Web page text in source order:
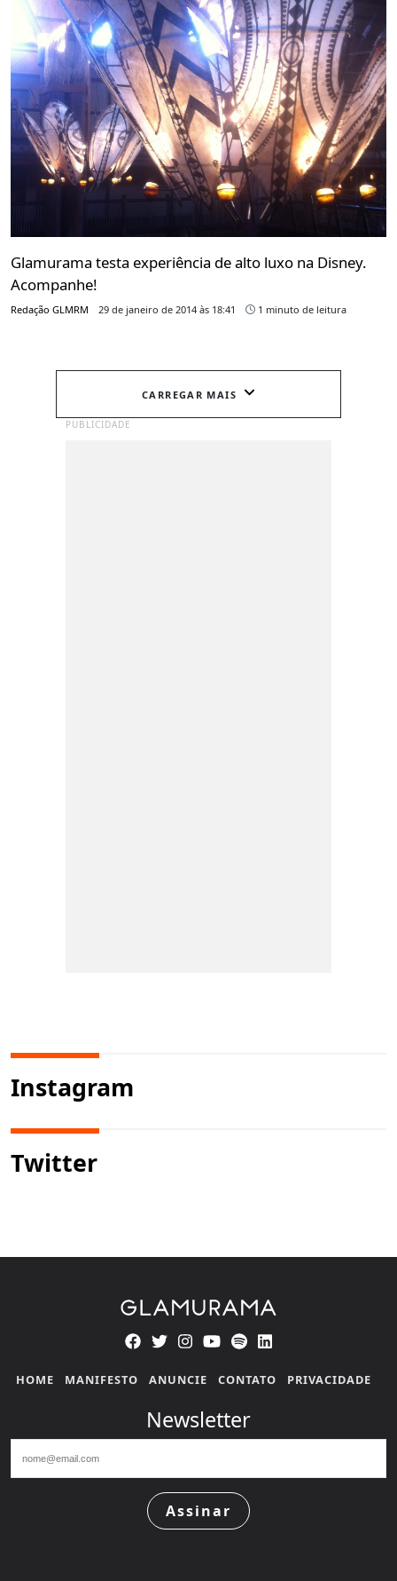
Glamurama testa experiência de alto luxo na Disney.
Acompanhe!
Redação GLMRM 29 de janeiro de 2014 às 18:41 1 minuto de leitura
CARREGAR MAIS
PUBLICIDADE
Instagram
Twitter
HOME MANIFESTO ANUNCIE CONTATO PRIVACIDADE
Newsletter